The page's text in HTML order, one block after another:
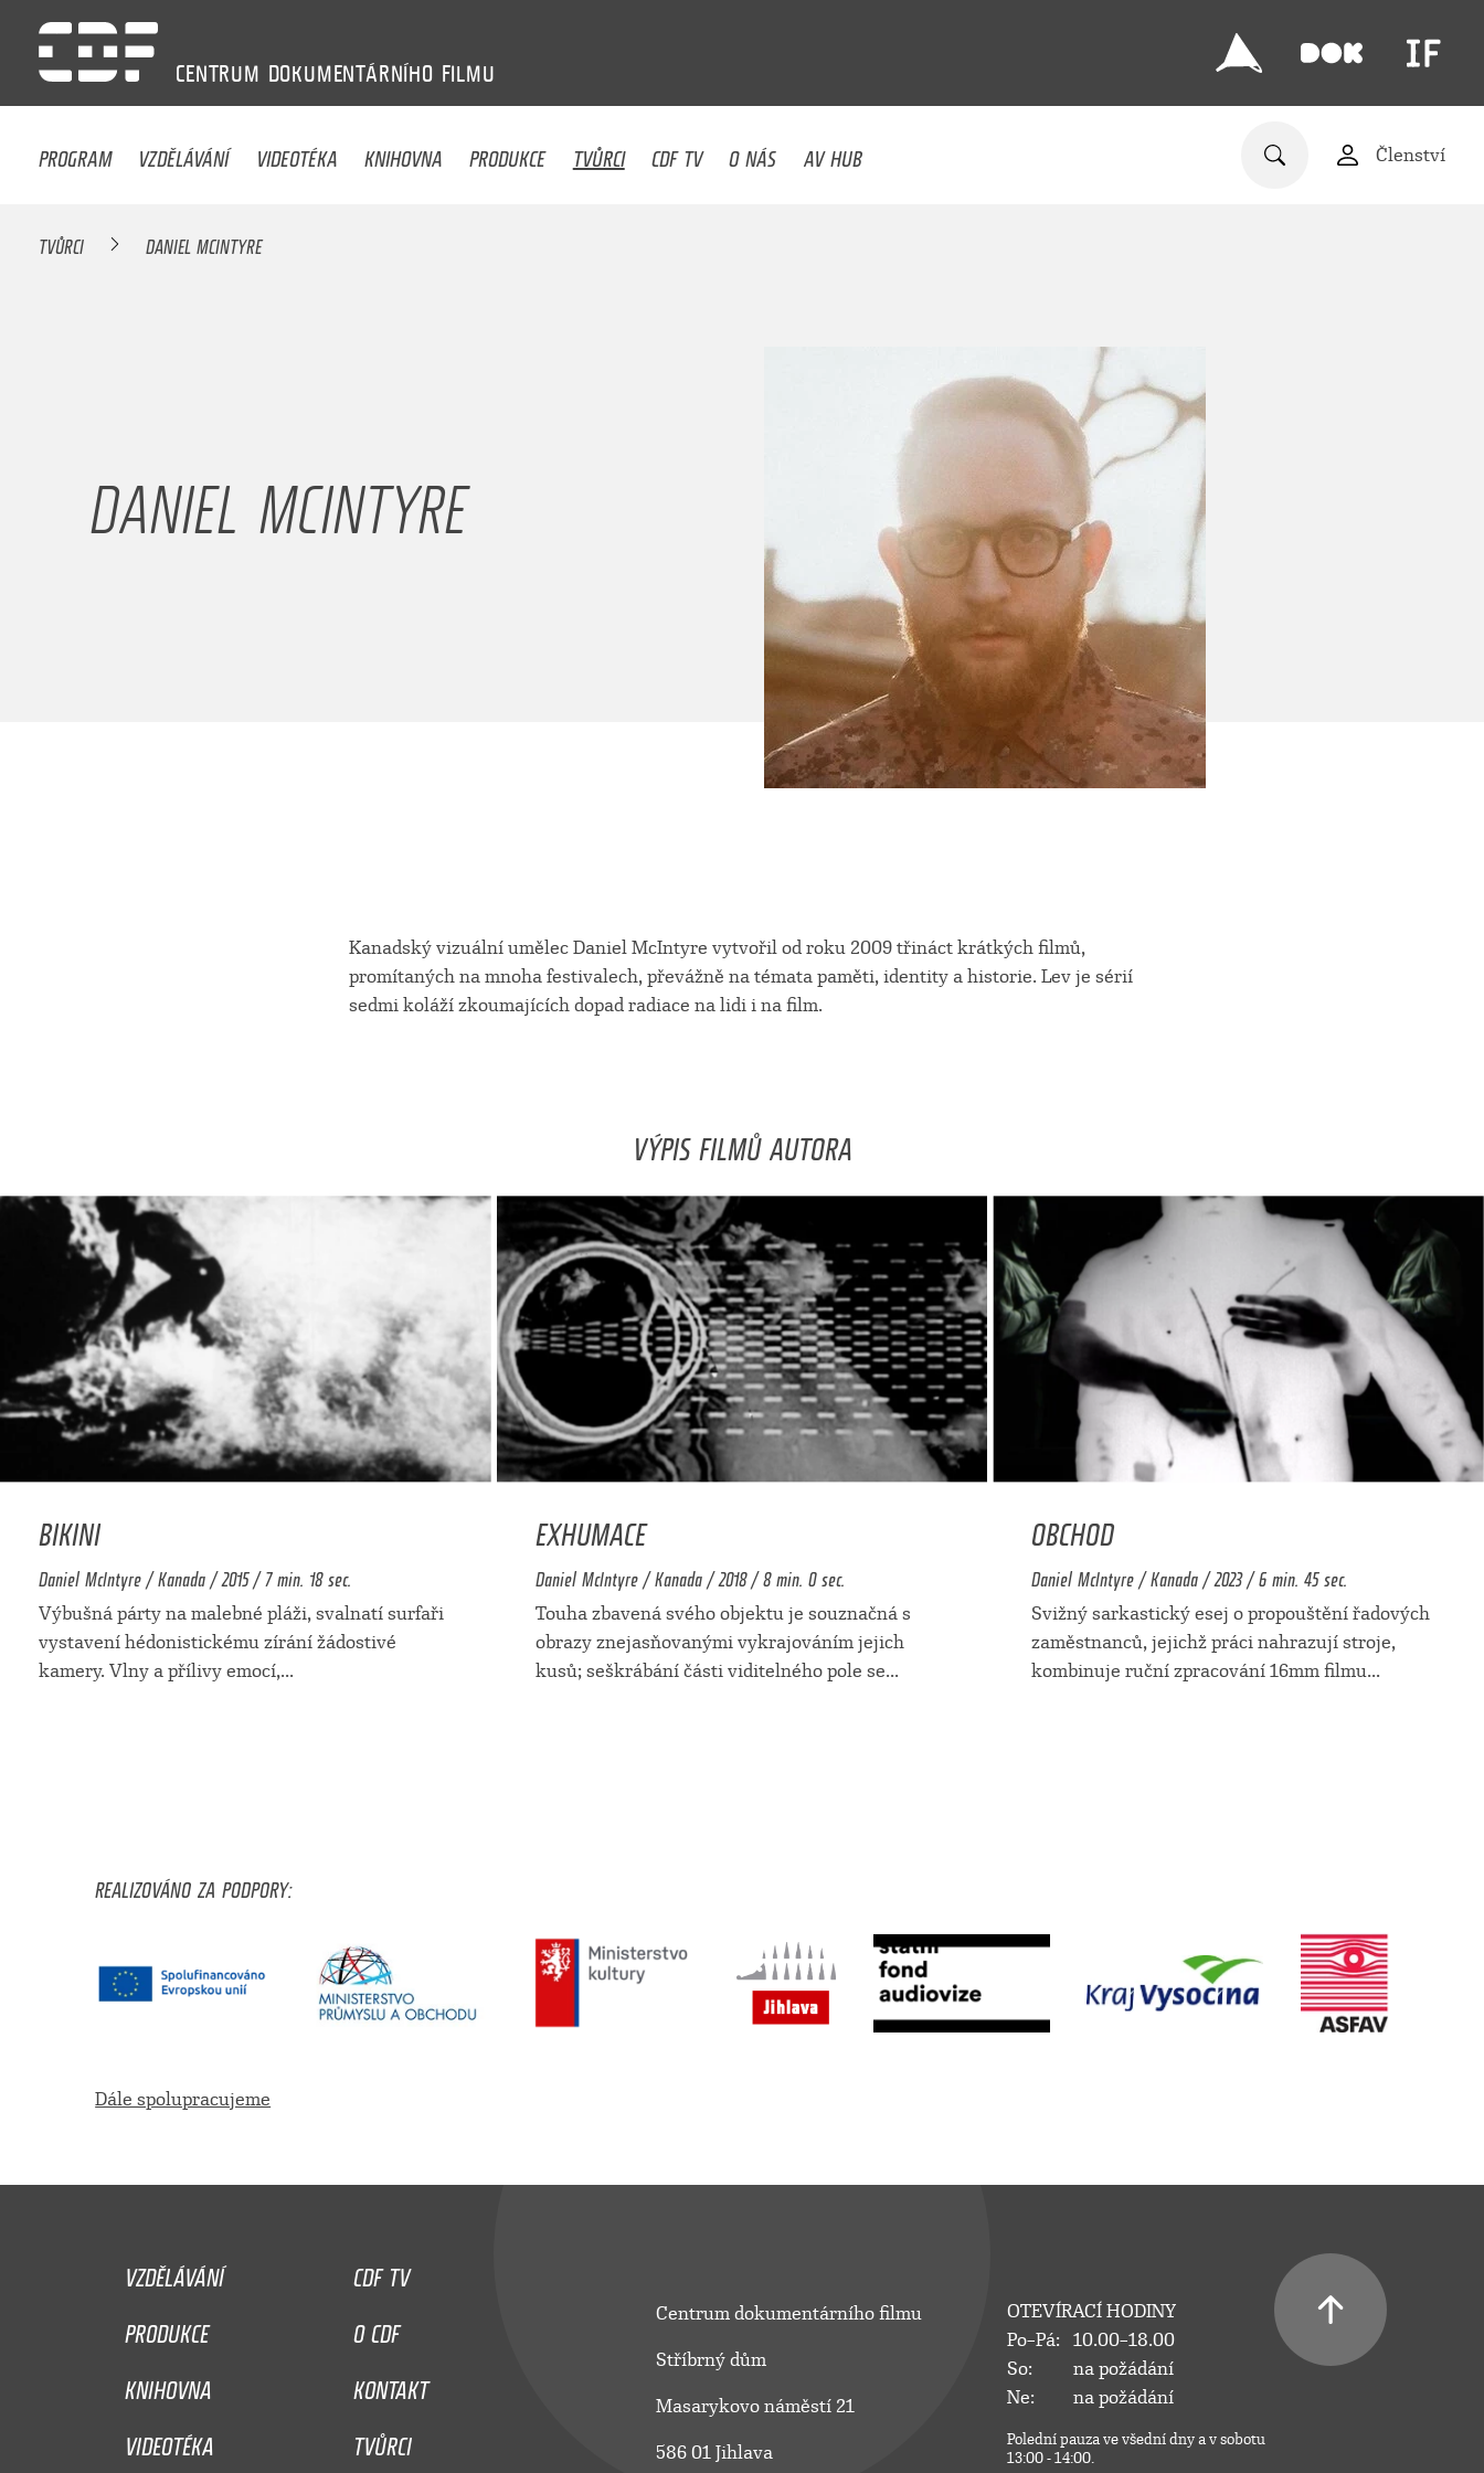
CENTRUM DOKUMENTÁRNÍHO FILMU
PROGRAM VZDĚLÁVÁNÍ VIDEOTÉKA KNIHOVNA PRODUKCE TVŮRCI CDF TV O NÁS AV HUB Členství
TVŮRCI DANIEL MCINTYRE
DANIEL MCINTYRE
Kanadský vizuální umělec Daniel McIntyre vytvořil od roku 2009 třináct krátkých filmů,
promítaných na mnoha festivalech, převážně na témata paměti, identity a historie. Lev je sérií
sedmi koláží zkoumajících dopad radiace na lidi i na film.
VÝPIS FILMŮ AUTORA
BIKINI
Daniel McIntyre / Kanada / 2015 / 7 min. 18 sec.
Výbušná párty na malebné pláži, svalnatí surfaři
vystavení hédonistickému zírání žádostivé
kamery. Vlny a přílivy emocí,...
EXHUMACE
Daniel McIntyre / Kanada / 2018 / 8 min. 0 sec.
Touha zbavená svého objektu je souznačná s
obrazy znejasňovanými vykrajováním jejich
kusů; seškrábání části viditelného pole se...
OBCHOD
Daniel McIntyre / Kanada / 2023 / 6 min. 45 sec.
Svižný sarkastický esej o propouštění řadových
zaměstnanců, jejichž práci nahrazují stroje,
kombinuje ruční zpracování 16mm filmu...
REALIZOVÁNO ZA PODPORY:
Dále spolupracujeme
VZDĚLÁVÁNÍ
CDF TV
PRODUKCE
O CDF
KNIHOVNA
KONTAKT
VIDEOTÉKA
TVŮRCI
Centrum dokumentárního filmu
Stříbrný dům
Masarykovo náměstí 21
586 01 Jihlava
OTEVÍRACÍ HODINY
Po–Pá:
10.00–18.00
So:
na požádání
Ne:
na požádání
Polední pauza ve všední dny a v sobotu
13:00 - 14:00.